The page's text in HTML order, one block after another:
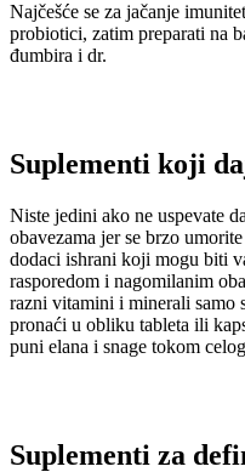
Najčešće se za jačanje
probiotici, zatim preparati na
đumbira i dr.
Suplementi koji
Niste jedini ako ne uspevate
obavezama jer se brzo
dodaci ishrani koji mogu biti
rasporedom i nagomilanim
razni vitamini i minerali samo
pronaći u obliku tableta ili
puni elana i snage tokom
Suplementi za